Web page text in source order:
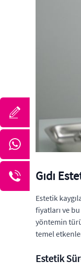
Gıdı
Estetik
fiyatları ve
yöntemin
temel
Estetik